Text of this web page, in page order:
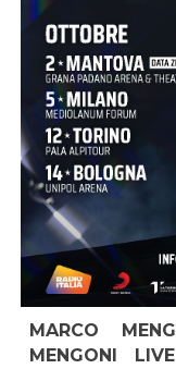
MARCO
MENGONI